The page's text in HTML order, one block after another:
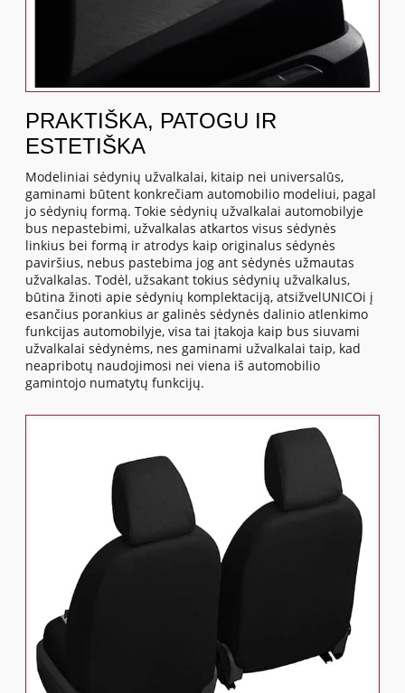
PRAKTIŠKA, PATOGU IR
ESTETIŠKA
Modeliniai sėdynių užvalkalai, kitaip nei universalūs,
gaminami būtent konkrečiam automobilio modeliui, pagal
jo sėdynių formą. Tokie sėdynių užvalkalai automobilyje
bus nepastebimi, užvalkalas atkartos visus sėdynės
linkius bei formą ir atrodys kaip originalus sėdynės
paviršius, nebus pastebima jog ant sėdynės užmautas
užvalkalas. Todėl, užsakant tokius sėdynių užvalkalus,
būtina žinoti apie sėdynių komplektaciją, atsižvelUNICOi į
esančius porankius ar galinės sėdynės dalinio atlenkimo
funkcijas automobilyje, visa tai įtakoja kaip bus siuvami
užvalkalai sėdynėms, nes gaminami užvalkalai taip, kad
neapribotų naudojimosi nei viena iš automobilio
gamintojo numatytų funkcijų.